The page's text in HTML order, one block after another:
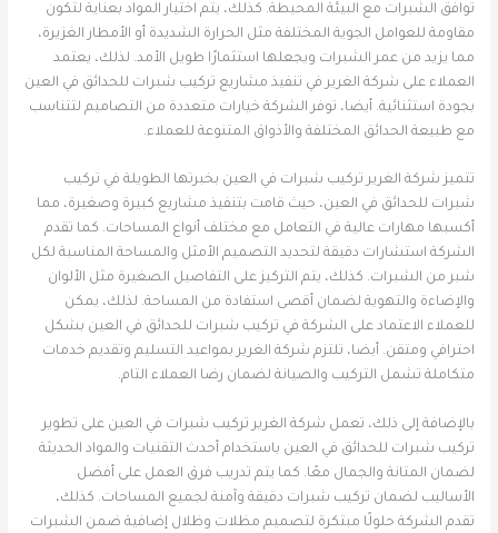
توافق الشبرات مع البيئة المحيطة. كذلك، يتم اختيار المواد بعناية لتكون
مقاومة للعوامل الجوية المختلفة مثل الحرارة الشديدة أو الأمطار الغزيرة،
مما يزيد من عمر الشبرات ويجعلها استثمارًا طويل الأمد. لذلك، يعتمد
العملاء على شركة الغرير في تنفيذ مشاريع تركيب شبرات للحدائق في العين
بجودة استثنائية. أيضا، توفر الشركة خيارات متعددة من التصاميم لتتناسب
مع طبيعة الحدائق المختلفة والأذواق المتنوعة للعملاء.
تتميز شركة الغرير تركيب شبرات في العين بخبرتها الطويلة في تركيب
شبرات للحدائق في العين، حيث قامت بتنفيذ مشاريع كبيرة وصغيرة، مما
أكسبها مهارات عالية في التعامل مع مختلف أنواع المساحات. كما تقدم
الشركة استشارات دقيقة لتحديد التصميم الأمثل والمساحة المناسبة لكل
شبر من الشبرات. كذلك، يتم التركيز على التفاصيل الصغيرة مثل الألوان
والإضاءة والتهوية لضمان أقصى استفادة من المساحة. لذلك، يمكن
للعملاء الاعتماد على الشركة في تركيب شبرات للحدائق في العين بشكل
احترافي ومتقن. أيضا، تلتزم شركة الغرير بمواعيد التسليم وتقديم خدمات
متكاملة تشمل التركيب والصيانة لضمان رضا العملاء التام.
بالإضافة إلى ذلك، تعمل شركة الغرير تركيب شبرات في العين على تطوير
تركيب شبرات للحدائق في العين باستخدام أحدث التقنيات والمواد الحديثة
لضمان المتانة والجمال معًا. كما يتم تدريب فرق العمل على أفضل
الأساليب لضمان تركيب شبرات دقيقة وآمنة لجميع المساحات. كذلك،
تقدم الشركة حلولًا مبتكرة لتصميم مظلات وظلال إضافية ضمن الشبرات